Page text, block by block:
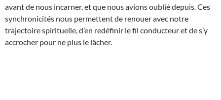
avant de nous incarner, et que nous avions oublié depuis. Ces
synchronicités nous permettent de renouer avec notre
trajectoire spirituelle, d’en redéfinir le fil conducteur et de s’y
accrocher pour ne plus le lâcher.